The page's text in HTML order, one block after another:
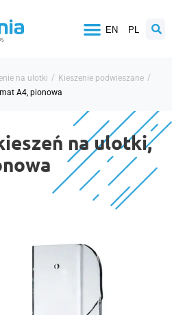
EN PL
na ulotki / Kieszenie podwieszane /
A4, pionowa
na ulotki,